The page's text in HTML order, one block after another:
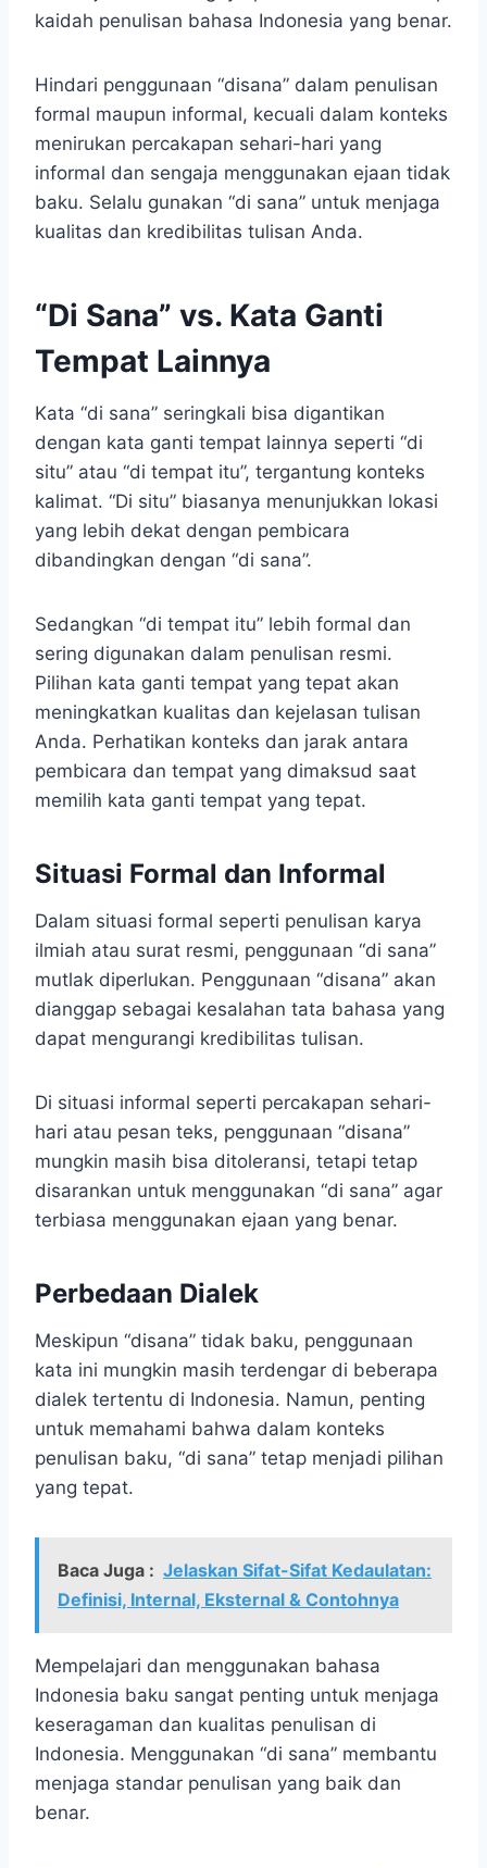
kaidah penulisan bahasa Indonesia yang benar.
Hindari penggunaan “disana” dalam penulisan
formal maupun informal, kecuali dalam konteks
menirukan percakapan sehari-hari yang
informal dan sengaja menggunakan ejaan tidak
baku. Selalu gunakan “di sana” untuk menjaga
kualitas dan kredibilitas tulisan Anda.
“Di Sana” vs. Kata Ganti
Tempat Lainnya
Kata “di sana” seringkali bisa digantikan
dengan kata ganti tempat lainnya seperti “di
situ” atau “di tempat itu”, tergantung konteks
kalimat. “Di situ” biasanya menunjukkan lokasi
yang lebih dekat dengan pembicara
dibandingkan dengan “di sana”.
Sedangkan “di tempat itu” lebih formal dan
sering digunakan dalam penulisan resmi.
Pilihan kata ganti tempat yang tepat akan
meningkatkan kualitas dan kejelasan tulisan
Anda. Perhatikan konteks dan jarak antara
pembicara dan tempat yang dimaksud saat
memilih kata ganti tempat yang tepat.
Situasi Formal dan Informal
Dalam situasi formal seperti penulisan karya
ilmiah atau surat resmi, penggunaan “di sana”
mutlak diperlukan. Penggunaan “disana” akan
dianggap sebagai kesalahan tata bahasa yang
dapat mengurangi kredibilitas tulisan.
Di situasi informal seperti percakapan sehari-
hari atau pesan teks, penggunaan “disana”
mungkin masih bisa ditoleransi, tetapi tetap
disarankan untuk menggunakan “di sana” agar
terbiasa menggunakan ejaan yang benar.
Perbedaan Dialek
Meskipun “disana” tidak baku, penggunaan
kata ini mungkin masih terdengar di beberapa
dialek tertentu di Indonesia. Namun, penting
untuk memahami bahwa dalam konteks
penulisan baku, “di sana” tetap menjadi pilihan
yang tepat.
Baca Juga : Jelaskan Sifat-Sifat Kedaulatan:
Definisi, Internal, Eksternal & Contohnya
Mempelajari dan menggunakan bahasa
Indonesia baku sangat penting untuk menjaga
keseragaman dan kualitas penulisan di
Indonesia. Menggunakan “di sana” membantu
menjaga standar penulisan yang baik dan
benar.